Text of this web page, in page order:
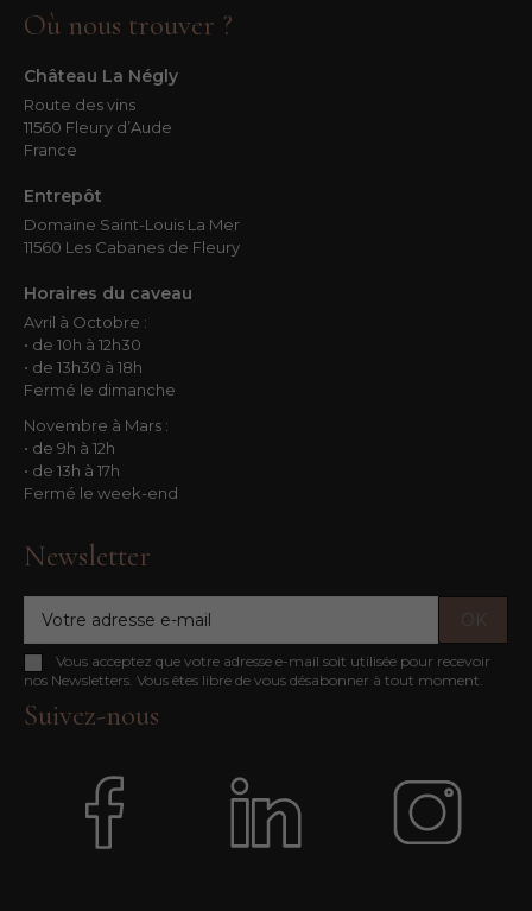
Où nous trouver ?
Château La Négly
Route des vins
11560 Fleury d’Aude
France
Entrepôt
Domaine Saint-Louis La Mer
11560 Les Cabanes de Fleury
Horaires du caveau
Avril à Octobre :
• de 10h à 12h30
• de 13h30 à 18h
Fermé le dimanche
Novembre à Mars :
• de 9h à 12h
• de 13h à 17h
Fermé le week-end
Newsletter
Vous acceptez que votre adresse e-mail soit utilisée pour recevoir
nos Newsletters. Vous êtes libre de vous désabonner à tout moment.
Suivez-nous